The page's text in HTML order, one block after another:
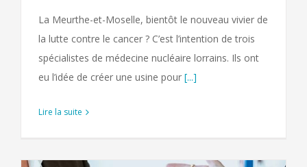
La Meurthe-et-Moselle, bientôt le nouveau vivier de
la lutte contre le cancer ? C’est l’intention de trois
spécialistes de médecine nucléaire lorrains. Ils ont
eu l’idée de créer une usine pour [...]
Lire la suite